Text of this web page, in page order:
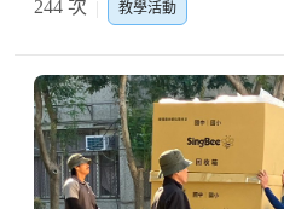
244 次
教學活動